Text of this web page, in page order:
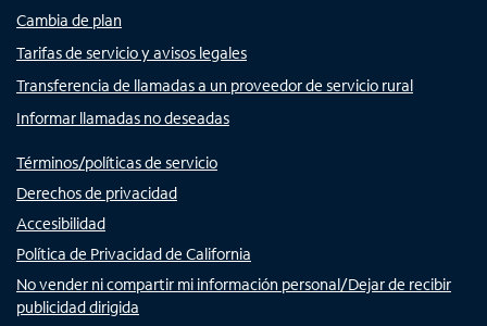
Cambia de plan
Tarifas de servicio y avisos legales
Transferencia de llamadas a un proveedor de servicio rural
Informar llamadas no deseadas
Términos/políticas de servicio
Derechos de privacidad
Accesibilidad
Política de Privacidad de California
No vender ni compartir mi información personal/Dejar de recibir
publicidad dirigida